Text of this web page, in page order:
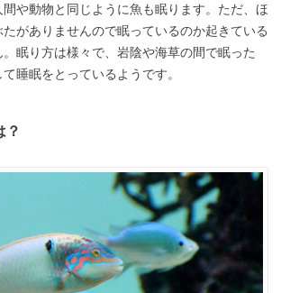
間や動物と同じように魚も眠ります。ただ、ほ
がありませんので眠っているのか起きている
眠り方は様々で、岩陰や海草の間で眠った
睡眠をとっているようです。
？